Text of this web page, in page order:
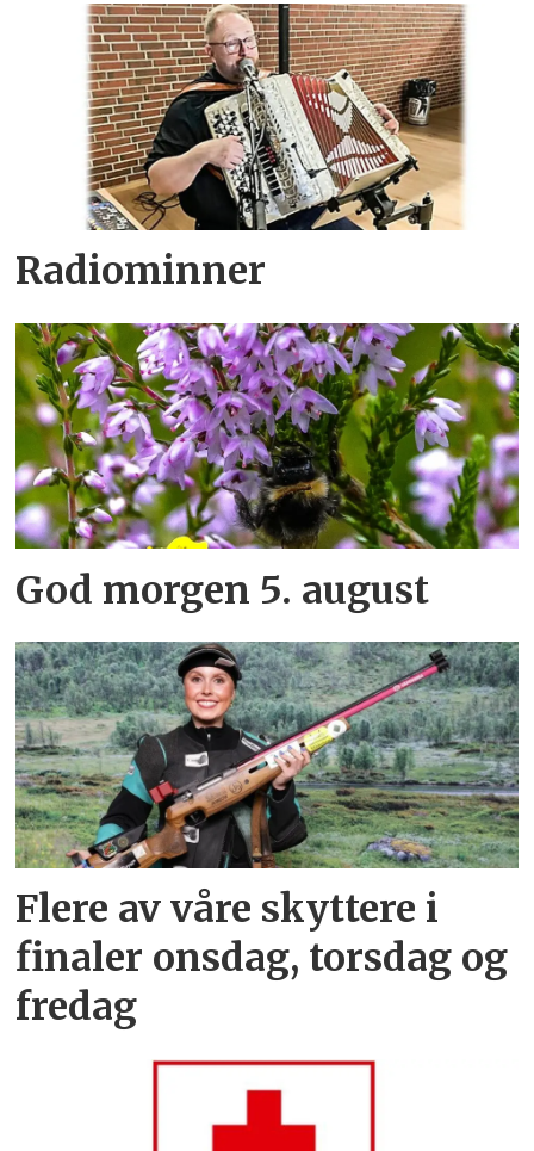
Radiominner
God morgen 5. august
Flere av våre skyttere i
finaler onsdag, torsdag og
fredag